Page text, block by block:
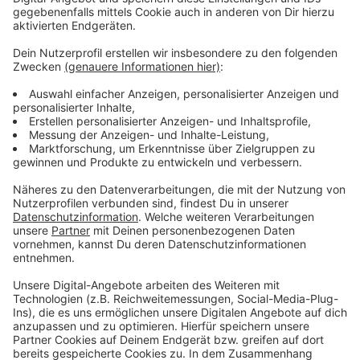
Anzeige
Vorstellen brauchen wir ihn euch nicht. Seit 2003
treibt Jürgen Bangert nun als "Elvis Eifel" seine Späße
am Telefon mit seinen Hörerinnen und Hörern im Radio.
Aber selbst seine 'Opfer' müssen am Ende mit lachen -
wenn auch nicht immer. Und weil Elvis das noch viele
Jahre weitermachen möchte, benötigt er eure
Unterstützung. Ihr habt gerade jemanden im Kopf, dem
mal ein Streich gespielt werden sollte? Dann nutzt
das Formular und tretet mit Elvis direkt in Kontakt! Er
freut sich auf jede neue Nachricht.
Anzeige